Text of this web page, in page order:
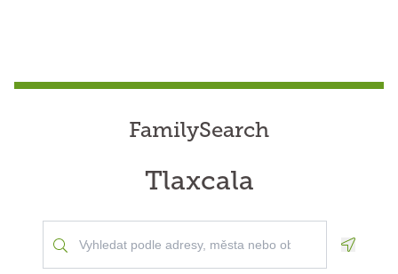
FamilySearch
Tlaxcala